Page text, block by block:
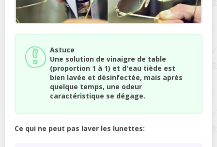
Astuce
Une solution de vinaigre de table
(proportion 1 à 1) et d'eau tiède est
bien lavée et désinfectée, mais après
quelque temps, une odeur
caractéristique se dégage.
Ce qui ne peut pas laver les lunettes: